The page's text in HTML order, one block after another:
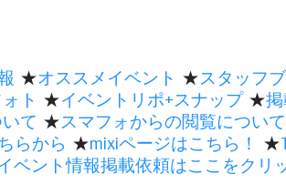
★オススメイベント ★スタッフ
ト ★イベントリポ+スナップ★
て ★スマフォからの閲覧について
らから ★mixiページはこちら！ ★
ベント情報掲載依頼はここをクリ